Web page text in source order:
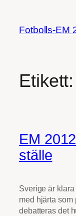
innehåll
Fotbolls-EM
EM
ställe
Sverige är
med hjärta som
debatteras det